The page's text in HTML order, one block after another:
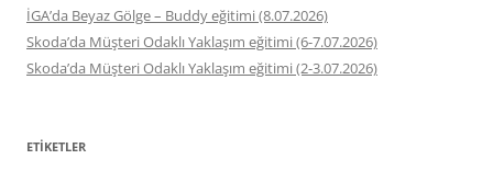
İGA’da Beyaz Gölge – Buddy eğitimi (8.07.2026)
Skoda’da Müşteri Odaklı Yaklaşım eğitimi (6-7.07.2026)
Skoda’da Müşteri Odaklı Yaklaşım eğitimi (2-3.07.2026)
ETIKETLER